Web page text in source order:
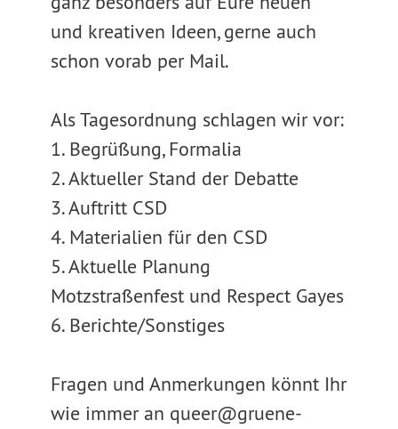
und kreativen Ideen, gerne auch
schon vorab per Mail.
Als Tagesordnung schlagen wir vor:
1. Begrüßung, Formalia
2. Aktueller Stand der Debatte
3. Auftritt CSD
4. Materialien für den CSD
5. Aktuelle Planung
Motzstraßenfest und Respect Gayes
6. Berichte/Sonstiges
Fragen und Anmerkungen könnt Ihr
wie immer an queer@gruene-